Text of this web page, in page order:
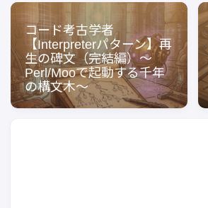
コード考古学者
【Interpreterパターン】再
生の碑文（完結編）〜
Perl/Mooで起動する千年
の構文木〜